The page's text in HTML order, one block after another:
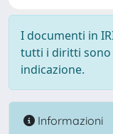
I documenti in
tutti i diritti sono
indicazione.
Informazioni